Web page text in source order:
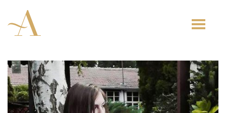
Toggle